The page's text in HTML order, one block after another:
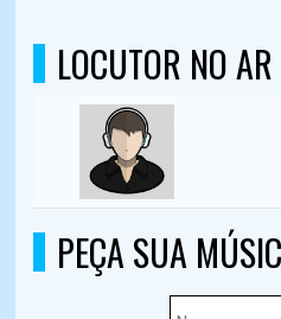
LOCUTOR NO AR
PEÇA SUA